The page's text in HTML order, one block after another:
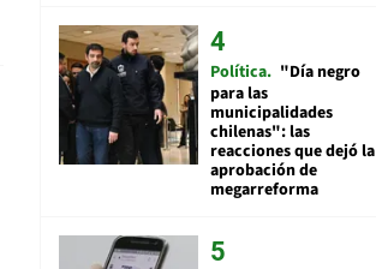
Política "Día negro
para las
municipalidades
chilenas": las
reacciones que dejó la
aprobación de
megarreforma